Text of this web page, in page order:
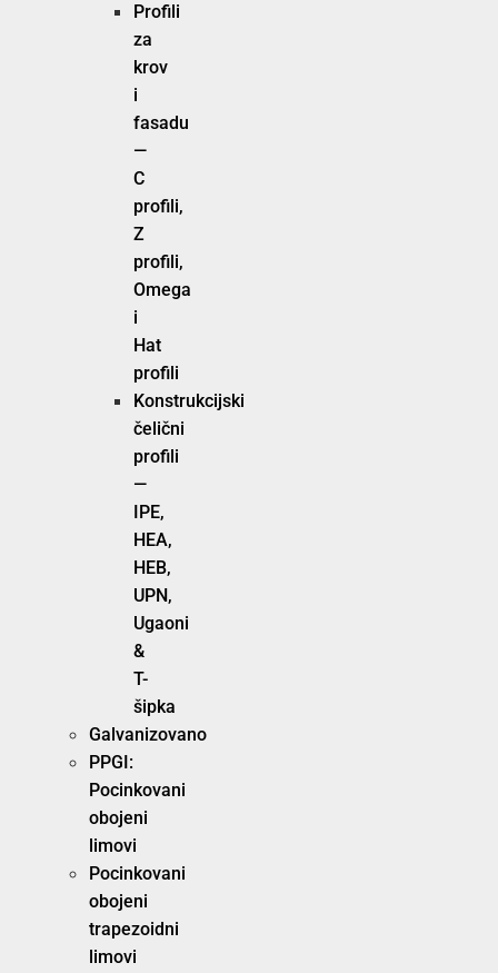
Profili
za
krov
i
fasadu
—
C
profili,
Z
profili,
Omega
i
Hat
profili
Konstrukcijski
čelični
profili
—
IPE,
HEA,
HEB,
UPN,
Ugaoni
&
T-
šipka
Galvanizovano
PPGI:
Pocinkovani
obojeni
limovi
Pocinkovani
obojeni
trapezoidni
limovi